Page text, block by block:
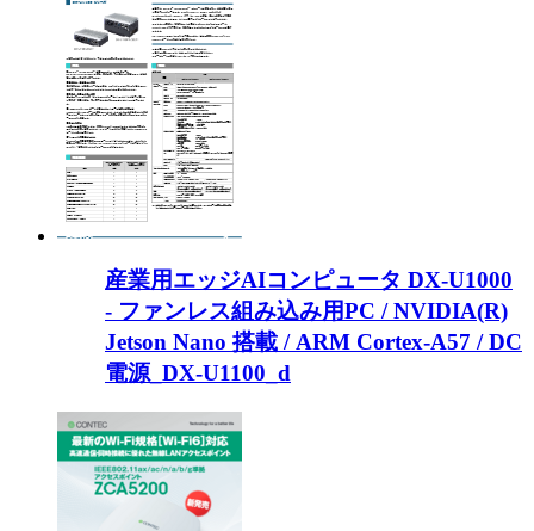
産業用エッジAIコンピュータ DX-U1000
- ファンレス組み込み用PC / NVIDIA(R)
Jetson Nano 搭載 / ARM Cortex-A57 / DC
電源_DX-U1100_d